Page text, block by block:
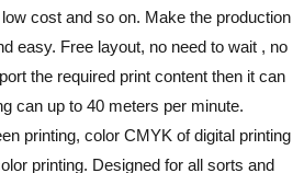
cost and so on. Make the production
easy. Free layout, no need to wait , no
the required print content then it can
can up to 40 meters per minute.
printing, color CMYK of digital printing
printing. Designed for all sorts and